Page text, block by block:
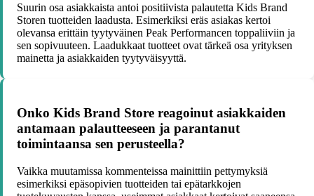
Suurin osa asiakkaista antoi positiivista palautetta Kids Brand
Storen tuotteiden laadusta. Esimerkiksi eräs asiakas kertoi
olevansa erittäin tyytyväinen Peak Performancen toppaliiviin ja
sen sopivuuteen. Laadukkaat tuotteet ovat tärkeä osa yrityksen
mainetta ja asiakkaiden tyytyväisyyttä.
Onko Kids Brand Store reagoinut asiakkaiden
antamaan palautteeseen ja parantanut
toimintaansa sen perusteella?
Vaikka muutamissa kommenteissa mainittiin pettymyksiä
esimerkiksi epäsopivien tuotteiden tai epätarkkojen